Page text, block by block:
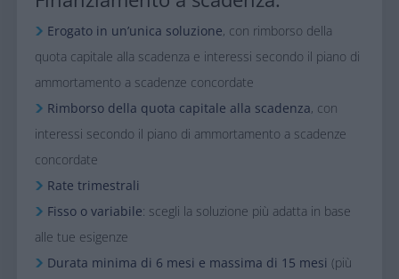
Erogato in un’unica soluzione, con rimborso della
quota capitale alla scadenza e interessi secondo il piano di
ammortamento a scadenze concordate
Rimborso della quota capitale alla scadenza, con
interessi secondo il piano di ammortamento a scadenze
concordate​
Rate trimestrali​
Fisso o variabile: scegli la soluzione più adatta in base
alle tue esigenze
Durata minima di 6 mesi e massima di 15 mesi (più